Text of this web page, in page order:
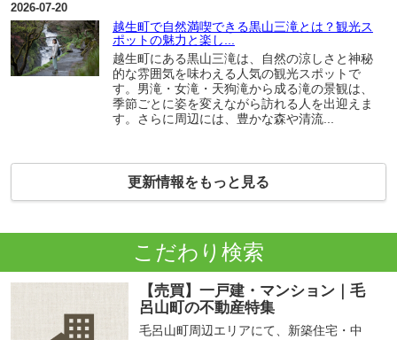
2026-07-20
越生町で自然満喫できる黒山三滝とは？観光ス
ポットの魅力と楽し...
越生町にある黒山三滝は、自然の涼しさと神秘
的な雰囲気を味わえる人気の観光スポットで
す。男滝・女滝・天狗滝から成る滝の景観は、
季節ごとに姿を変えながら訪れる人を出迎えま
す。さらに周辺には、豊かな森や清流...
更新情報をもっと見る
こだわり検索
【売買】一戸建・マンション｜毛
呂山町の不動産特集
毛呂山町周辺エリアにて、新築住宅・中